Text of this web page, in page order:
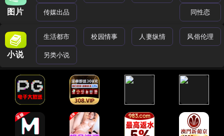
图片 传媒出品 同性恋
小说
生活都市 校园情事 人妻纵情 风俗伦理
另类小说